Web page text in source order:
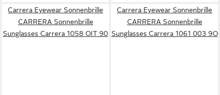
Carrera Eyewear Sonnenbrille
CARRERA Sonnenbrille
Sunglasses Carrera 1058 OIT 90
Carrera Eyewear Sonnenbrille
CARRERA Sonnenbrille
Sunglasses Carrera 1061 003 9O